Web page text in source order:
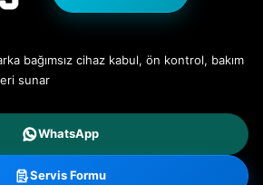
bağımsız cihaz kabul, ön kontrol, bakım
sunar
WhatsApp
Servis Formu